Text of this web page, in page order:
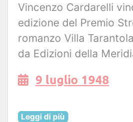
Vincenzo Cardarelli
edizione del Premio
romanzo Villa
da Edizioni della
9 luglio 1948
Leggi di più